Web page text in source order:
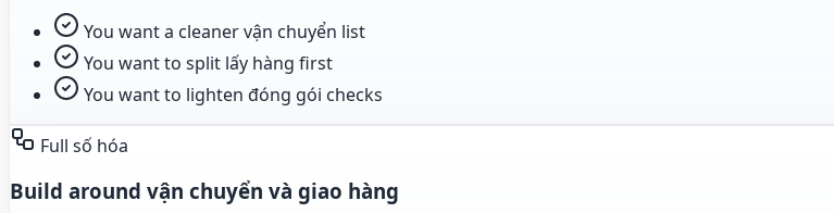
You want a cleaner vận chuyển list
You want to split lấy hàng first
You want to lighten đóng gói checks
Full số hóa
Build around vận chuyển và giao hàng